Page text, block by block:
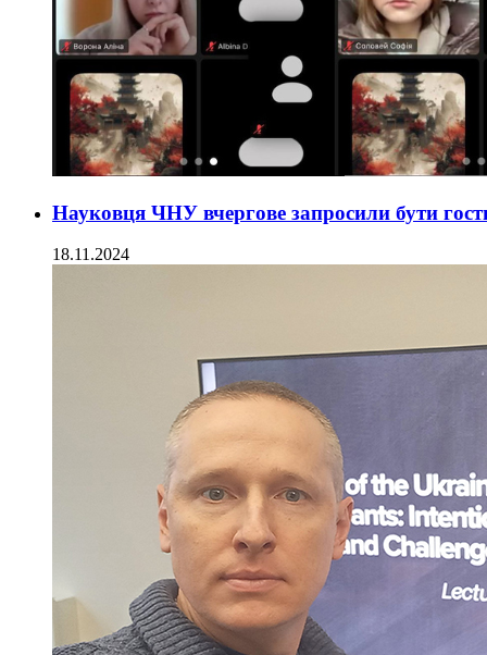
Науковця ЧНУ вчергове запросили бути
18.11.2024